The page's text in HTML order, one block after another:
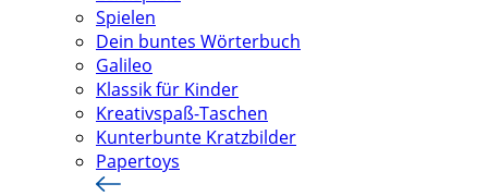
Spielen
Dein buntes Wörterbuch
Galileo
Klassik für Kinder
Kreativspaß-Taschen
Kunterbunte Kratzbilder
Papertoys